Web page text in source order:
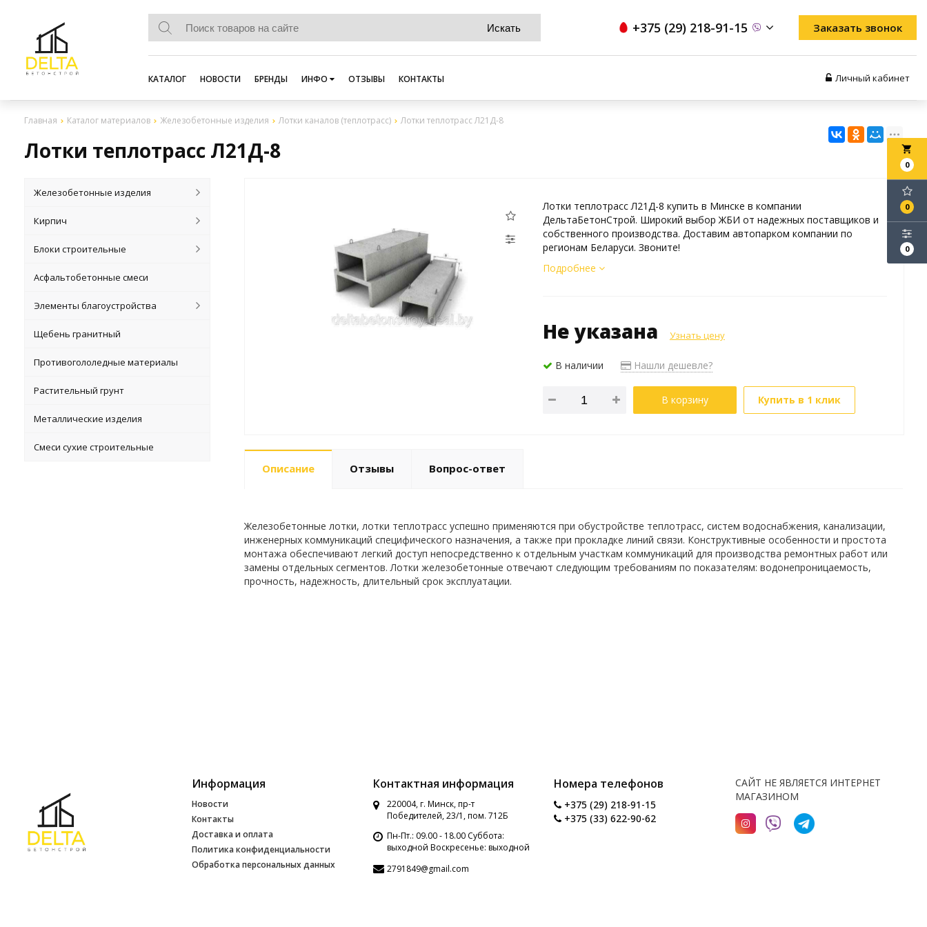
+375 (29) 218-91-15 Заказать звонок
КАТАЛОГ НОВОСТИ БРЕНДЫ ИНФО ОТЗЫВЫ КОНТАКТЫ Личный кабинет
Главная Каталог материалов Железобетонные изделия Лотки каналов (теплотрасс) Лотки теплотрасс Л21Д-8
Лотки теплотрасс Л21Д-8 local_grocery_store
0
0
0
Железобетонные изделия
Кирпич
Блоки строительные
Асфальтобетонные смеси
Элементы благоустройства
Щебень гранитный
Противогололедные материалы
Растительный грунт
Металлические изделия
Смеси сухие строительные
Лотки теплотрасс Л21Д-8 купить в Минске в компании
ДельтаБетонСтрой. Широкий выбор ЖБИ от надежных поставщиков и
собственного производства. Доставим автопарком компании по
регионам Беларуси. Звоните!
Подробнее
Не указана Узнать цену
В наличии Нашли дешевле?
В корзину Купить в 1 клик
Описание Отзывы Вопрос-ответ
Железобетонные лотки, лотки теплотрасс успешно применяются при обустройстве теплотрасс, систем водоснабжения, канализации,
инженерных коммуникаций специфического назначения, а также при прокладке линий связи. Конструктивные особенности и простота
монтажа обеспечивают легкий доступ непосредственно к отдельным участкам коммуникаций для производства ремонтных работ или
замены отдельных сегментов. Лотки железобетонные отвечают следующим требованиям по показателям: водонепроницаемость,
прочность, надежность, длительный срок эксплуатации.
Информация
Новости
Контакты
Доставка и оплата
Политика конфиденциальности
Обработка персональных данных
Контактная информация
220004, г. Минск, пр-т
Победителей, 23/1, пом. 712Б
Пн-Пт.: 09.00 - 18.00 Суббота:
выходной Воскресенье: выходной
2791849@gmail.com
Номера телефонов
+375 (29) 218-91-15
+375 (33) 622-90-62
САЙТ НЕ ЯВЛЯЕТСЯ ИНТЕРНЕТ
МАГАЗИНОМ